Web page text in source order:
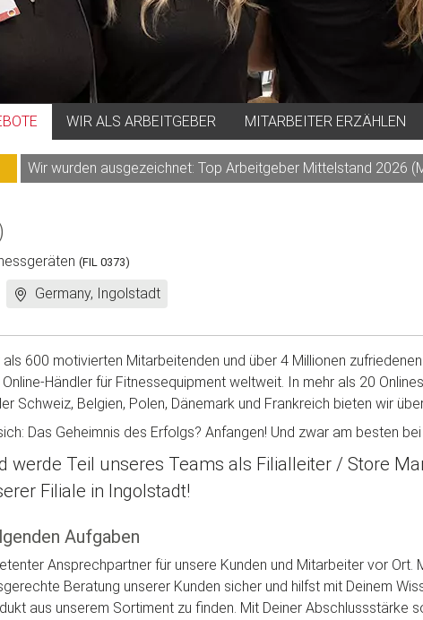
WIR ALS ARBEITGEBER MITARBEITER ERZÄHLEN
Wir wurden ausgezeichnet: Top Arbeitgeber Mittelstand 2026
(FIL 0373)
Standort:
Germany, Ingolstadt
600 motivierten Mitarbeitenden und über 4 Millionen
Händler für Fitnessequipment weltweit. In mehr als 20
Schweiz, Belgien, Polen, Dänemark und Frankreich bieten wir
Das Geheimnis des Erfolgs? Anfangen! Und zwar am besten bei
werde Teil unseres Teams als Filialleiter / Store
Filiale in Ingolstadt!
Aufgaben
Ansprechpartner für unsere Kunden und Mitarbeiter vor Ort.
Beratung unserer Kunden sicher und hilfst mit Deinem
aus unserem Sortiment zu finden. Mit Deiner Abschlussstärke